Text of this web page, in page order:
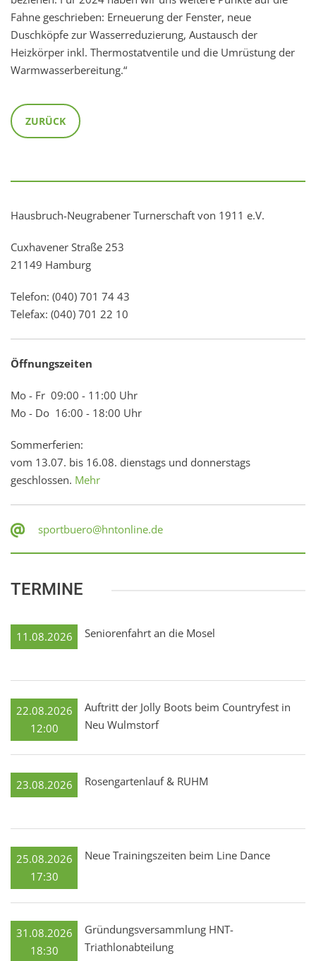
Fahne geschrieben: Erneuerung der Fenster, neue
Duschköpfe zur Wasserreduzierung, Austausch der
Heizkörper inkl. Thermostatventile und die Umrüstung der
Warmwasserbereitung.“
ZURÜCK
Hausbruch-Neugrabener Turnerschaft von 1911 e.V.
Cuxhavener Straße 253
21149 Hamburg
Telefon: (040) 701 74 43
Telefax: (040) 701 22 10
Öffnungszeiten
Mo - Fr 09:00 - 11:00 Uhr
Mo - Do 16:00 - 18:00 Uhr
Sommerferien:
vom 13.07. bis 16.08. dienstags und donnerstags
geschlossen. Mehr
sportbuero@hntonline.de
TERMINE
11.08.2026 Seniorenfahrt an die Mosel
22.08.2026
12:00
Auftritt der Jolly Boots beim Countryfest in
Neu Wulmstorf
23.08.2026 Rosengartenlauf & RUHM
25.08.2026
17:30
Neue Trainingszeiten beim Line Dance
31.08.2026
18:30
Gründungsversammlung HNT-
Triathlonabteilung